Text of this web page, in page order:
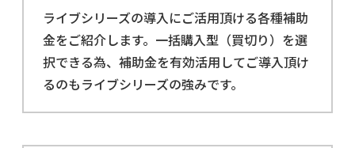
ライブシリーズの導入にご活用頂ける各種補助
金をご紹介します。一括購入型（買切り）を選
択できる為、補助金を有効活用してご導入頂け
るのもライブシリーズの強みです。